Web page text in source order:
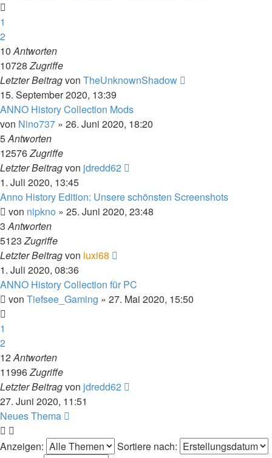
1
2
10Antworten
10728Zugriffe
Letzter Beitragvon TheUnknownShadow
15. September 2020, 13:39
ANNO History Collection Mods
von Nino737 » 26. Juni 2020, 18:20
5Antworten
12576Zugriffe
Letzter Beitragvon jdredd62
1. Juli 2020, 13:45
Anno History Edition: Unsere schönsten Screenshots
von nipkno » 25. Juni 2020, 23:48
3Antworten
5123Zugriffe
Letzter Beitragvon luxi68
1. Juli 2020, 08:36
ANNO History Collection für PC
von Tiefsee_Gaming » 27. Mai 2020, 15:50
1
2
12Antworten
11996Zugriffe
Letzter Beitragvon jdredd62
27. Juni 2020, 11:51
Neues Thema
Anzeigen:
Sortiere nach: